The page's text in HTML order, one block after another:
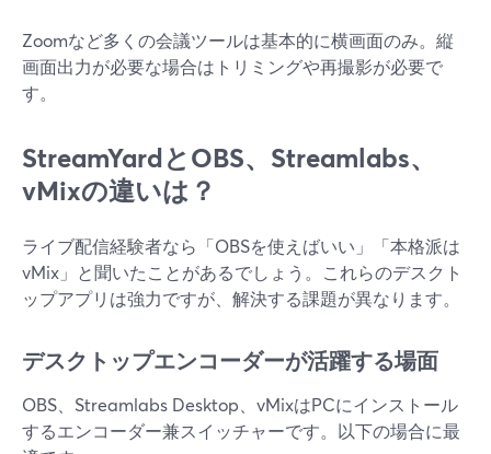
Zoomなど多くの会議ツールは基本的に横画面のみ。縦
画面出力が必要な場合はトリミングや再撮影が必要で
す。
StreamYardとOBS、Streamlabs、
vMixの違いは？
ライブ配信経験者なら「OBSを使えばいい」「本格派は
vMix」と聞いたことがあるでしょう。これらのデスクト
ップアプリは強力ですが、解決する課題が異なります。
デスクトップエンコーダーが活躍する場面
OBS、Streamlabs Desktop、vMixはPCにインストール
するエンコーダー兼スイッチャーです。以下の場合に最